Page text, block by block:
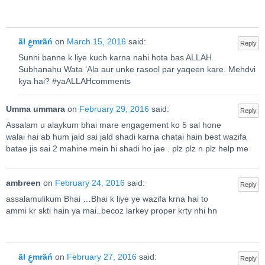
Reply ãl عِmrãń on March 15, 2016 said:
Sunni banne k liye kuch karna nahi hota bas ALLAH
Subhanahu Wata ‘Ala aur unke rasool par yaqeen kare. Mehdvi
kya hai? #yaALLAHcomments
Reply
Umma ummara on February 29, 2016 said:
Assalam u alaykum bhai mare engagement ko 5 sal hone
walai hai ab hum jald sai jald shadi karna chatai hain best wazifa
batae jis sai 2 mahine mein hi shadi ho jae . plz plz n plz help me
Reply
ambreen on February 24, 2016 said:
assalamulikum Bhai …Bhai k liye ye wazifa krna hai to
ammi kr skti hain ya mai..becoz larkey proper krty nhi hn
Reply ãl عِmrãń on February 27, 2016 said: